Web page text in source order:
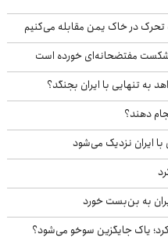
تحرک در خاک یمن مقابله می‌کنیم
شکست مفتضحانه‌ای خورده است
به تنهایی با ایران بجنگد؟
دهند؟
به بن‌بست خورد
یاک جایگزین سوخو می‌شود؟